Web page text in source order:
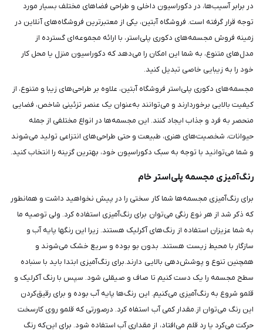
در برابر آسیب‌ها، در دکوراسیون داخلی و طراحی فضاهای مختلف بسیار مورد
توجه قرار گرفته است. فروشگاه آبتین، یکی از معتبرترین فروشگاه‌های آنلاین در
زمینه فروش مجسمه‌های دکوری پلی‌استر، با ارائه مجموعه‌ای گسترده از
مدل‌های متنوع، به شما این امکان را می‌دهد که دکوراسیون منزل یا محل کار
خود را به زیبایی خاصی تبدیل کنید.
مجسمه‌های دکوری پلی‌استر فروشگاه آبتین، علاوه بر طراحی‌های زیبا و متنوع، از
کیفیت بالایی برخوردارند و می‌توانند به‌عنوان یک عنصر تزئینی شاخص، فضایی
منحصر به فرد و جذاب ایجاد کنند. این مجسمه‌ها در انواع مختلفی از جمله
حیوانات، شخصیت‌های هنری، طبیعت و حتی طراحی‌های انتزاعی تولید می‌شوند
و شما می‌توانید با توجه به سبک دکوراسیون خود، بهترین گزینه را انتخاب کنید.
رنگ‌آمیزی مجسمه پلی‌استر خام
برای رنگ‌آمیزی مجسمه‌ها شما کار سختی را در پیش نخواهید داشت و همانطور
که ذکر شد از هر نوع رنگی می‌توان برای رنگ‌آمیزی استفاده کرد. ولی توصیه ما
به شما عزیزان استفاده از رنگ‌های آکرلیک هستند. زیرا این رنگ‎ها پایه آب و
سازگار با محیط ‌زیست هستند. بدون بو بوده و سریع خشک می‌شوند و
همچنین تنوع و پوشش‌دهی بالایی دارند.برای رنگ‌آمیزی ابتدا باید با سنباده
سطح مجسمه را یک دست کنیم تا صاف و صیقلی شود. سپس با رنگ آکرلیک و
قلمو شروع به رنگ‌آمیزی می‌کنیم. این رنگ‌ها پایه آب بوده و برای رقیق‌کردن
این رنگ می‌توان از.مقدار کمی آب استفاه کرد. درصورتی که قلمو روی کارسخت
حرکت می‌کرد یا رد قلم می‌افتاد، از مقداری آب استفاده شود. برای این‌که رنگ